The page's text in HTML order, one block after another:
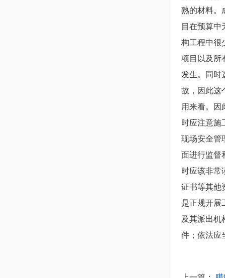
熟的材料。
目在预算
构工程中很
项目以及所
发生。同时
故，因此这
用来看。因
时应注意施
现场安全管
面进行监督
时应该非常
证书等其他
是正规开展
及其派出机
件；依法应